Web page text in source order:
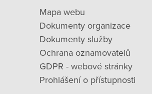
Mapa webu
Dokumenty organizace
Dokumenty služby
Ochrana oznamovatelů
GDPR - webové stránky
Prohlášení o přístupnosti